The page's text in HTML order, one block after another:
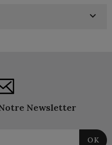

Newsletter